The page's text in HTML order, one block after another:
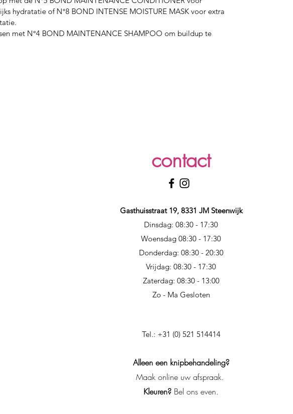
hydratatie of N°8 BOND INTENSE MOISTURE MASK voor extra
met N°4 BOND MAINTENANCE SHAMPOO om buildup te
contact
Gasthuisstraat 19, 8331 JM Steenwijk
Dinsdag: 08:30 - 17:30
Woensdag 08:30 - 17:30
Donderdag: 08:30 - 20:30
Vrijdag: 08:30 - 17:30
Zaterdag: 08:30 - 13:00
Zo - Ma Gesloten
Tel.: +31 (0) 521 514414
Alleen een knipbehandeling?
Maak online uw afspraak.
Kleuren? Bel ons even.